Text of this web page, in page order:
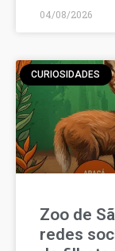
04/08/2026
CURIOSIDADES
Zoo de
redes